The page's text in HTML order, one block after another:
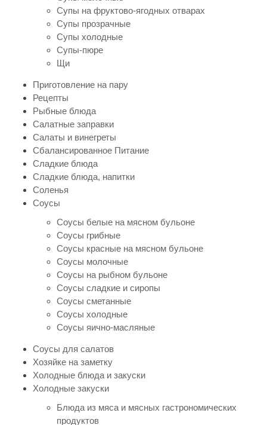
Супы на фруктово-ягодных отварах
Супы прозрачные
Супы холодные
Супы-пюре
Щи
Приготовление на пару
Рецепты
Рыбные блюда
Салатные заправки
Салаты и винегреты
Сбалансированное Питание
Сладкие блюда
Сладкие блюда, напитки
Соленья
Соусы
Соусы белые на мясном бульоне
Соусы грибные
Соусы красные на мясном бульоне
Соусы молочные
Соусы на рыбном бульоне
Соусы сладкие и сиропы
Соусы сметанные
Соусы холодные
Соусы яично-масляные
Соусы для салатов
Хозяйке на заметку
Холодные блюда и закуски
Холодные закуски
Блюда из мяса и мясных гастрономических
продуктов